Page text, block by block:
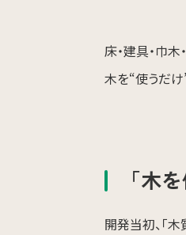
床・建具・巾
木を“使うだけ
「木
開発当初、「